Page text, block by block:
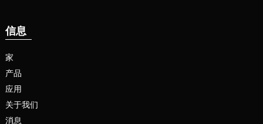
信息
家
产品
应用
关于我们
消息